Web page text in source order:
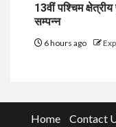
13वीं पश्चिम
सम्पन्न
6 hours ago
Home Contact